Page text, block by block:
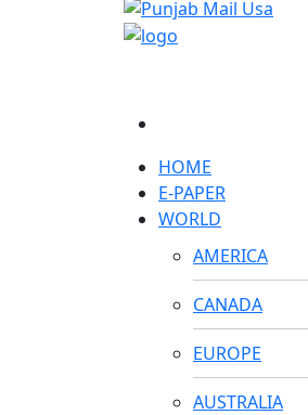
HOME
E-PAPER
WORLD
AMERICA
CANADA
EUROPE
AUSTRALIA